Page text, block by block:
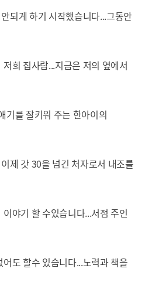
되게 하기 시작했습니다...그동안
희 집사람...지금은 저의 옆에서
기를 잘키워 주는 한아이의
제 갓 30을 넘긴 처자로서 내조를
야기 할 수있습니다...서점 주인
도 할수 있습니다...노력과 책을